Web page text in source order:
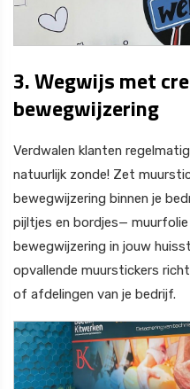
3. Wegwijs met
bewegwijzering
Verdwalen klanten
natuurlijk zonde! Zet
bewegwijzering binnen je
pijltjes en bordjes—
bewegwijzering in jouw
opvallende muurstickers
of afdelingen van je bedrijf.